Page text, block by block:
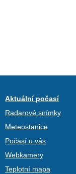
Aktuální počasí
Radarové snímky
Meteostanice
Počasí u vás
Webkamery
Teplotní mapa